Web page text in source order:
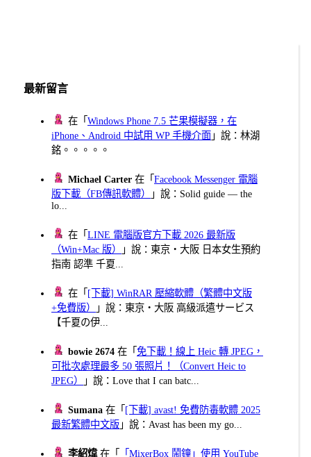
最新留言
在「Windows Phone 7.5 芒果模擬器，在
iPhone、Android 中試用 WP 手機介面 」說：林湖
銘。。。。。
Michael Carter 在「Facebook Messenger 電腦
版下載（FB傳訊軟體）
」說：Solid guide — the
lo...
在「LINE 電腦版官方下載 2026 最新版
（Win+Mac 版）
」說：東京・大阪 日本女生預約
指南 認準 千夏...
在「 [下載] WinRAR 壓縮軟體（繁體中文版
+免費版）
」說：東京・大阪 高級派遣サービス
【千夏の伊...
bowie 2674 在「免下載！線上 Heic 轉 JPEG，
可批次處理最多 50 張照片！（Convert Heic to
JPEG）
」說：Love that I can batc...
Sumana 在「 [下載] avast! 免費防毒軟體 2025
最新繁體中文版 」說：Avast has been my go...
李紹煒在「 「MixerBox 鬧鐘」使用 YouTube